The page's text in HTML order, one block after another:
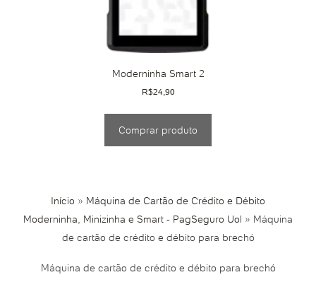
Moderninha Smart 2
R$24,90
Comprar produto
Início » Máquina de Cartão de Crédito e Débito
Moderninha, Minizinha e Smart - PagSeguro Uol » Máquina
de cartão de crédito e débito para brechó
Máquina de cartão de crédito e débito para brechó